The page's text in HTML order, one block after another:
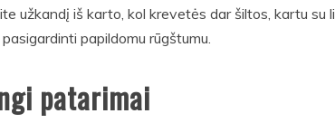
užkandį iš karto, kol krevetės dar šiltos, kartu su
papildomu rūgštumu.
patarimai